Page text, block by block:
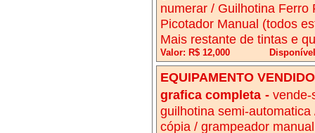
numerar / Guilhotina Ferro
Picotador Manual (todos
Mais restante de tintas e
Valor: R$ 12,000
EQUIPAMENTO
grafica completa - vende-
guilhotina semi-
cópia / grampeador